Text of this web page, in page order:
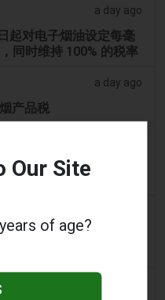
a day ago
起对电子烟油设定每毫
同时维持 100% 的税率
a day ago
产品税
店市场崛起，而电子烟
万欧元后，政府正考虑
Our Site
of age?